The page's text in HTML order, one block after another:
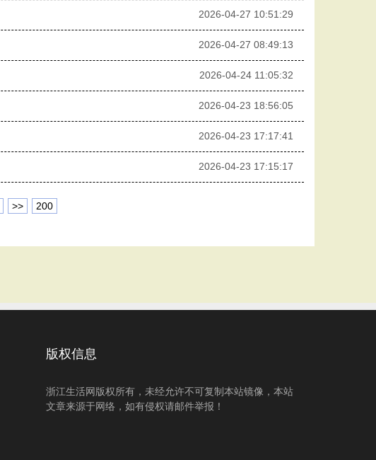
2026-04-27 10:51:29
2026-04-27 08:49:13
2026-04-24 11:05:32
2026-04-23 18:56:05
2026-04-23 17:17:41
2026-04-23 17:15:17
>> 200
版权信息
浙江生活网版权所有，未经允许不可复制本站镜像，本站
文章来源于网络，如有侵权请邮件举报！